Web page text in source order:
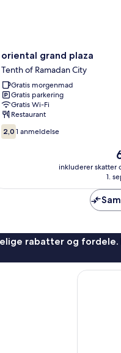
oriental
grand
plaza
Tenth
of
Ramadan
City
oriental grand plaza
Tenth of Ramadan City
Gratis morgenmad
Gratis parkering
Gratis Wi-Fi
Restaurant
2.0
ud
2,0 1 anmeldelse
inkluderer skatter
1.
rabatter og